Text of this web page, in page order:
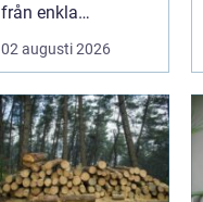
från enkla
hobbyprojekt i
verkstaden till k...
02 augusti 2026